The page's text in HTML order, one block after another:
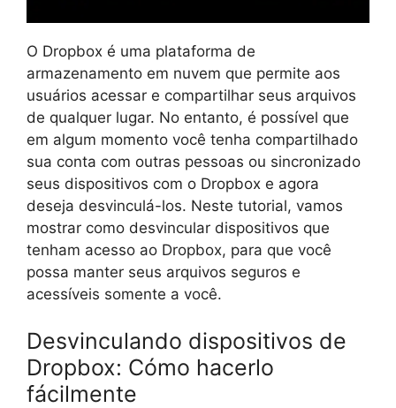
O Dropbox é uma plataforma de
armazenamento em nuvem que permite aos
usuários acessar e compartilhar seus arquivos
de qualquer lugar. No entanto, é possível que
em algum momento você tenha compartilhado
sua conta com outras pessoas ou sincronizado
seus dispositivos com o Dropbox e agora
deseja desvinculá-los. Neste tutorial, vamos
mostrar como desvincular dispositivos que
tenham acesso ao Dropbox, para que você
possa manter seus arquivos seguros e
acessíveis somente a você.
Desvinculando dispositivos de
Dropbox: Cómo hacerlo
fácilmente